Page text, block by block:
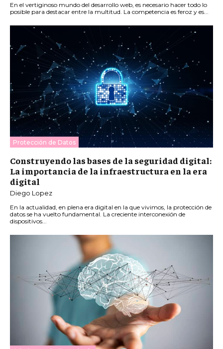
En el vertiginoso mundo del desarrollo web, es necesario hacer todo lo
posible para destacar entre la multitud. La competencia es feroz y es...
Protección de Datos
Construyendo las bases de la seguridad digital:
La importancia de la infraestructura en la era
digital
Diego Lopez
En la actualidad, en plena era digital en la que vivimos, la protección de
datos se ha vuelto fundamental. La creciente interconexión de
dispositivos...